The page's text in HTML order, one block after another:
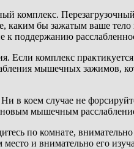
комплекс.
бы зажатым ваше тело
поддержанию
Если комплекс
мышечных зажимов,
в коем случае не
мышечным
по комнате,
и внимательно его